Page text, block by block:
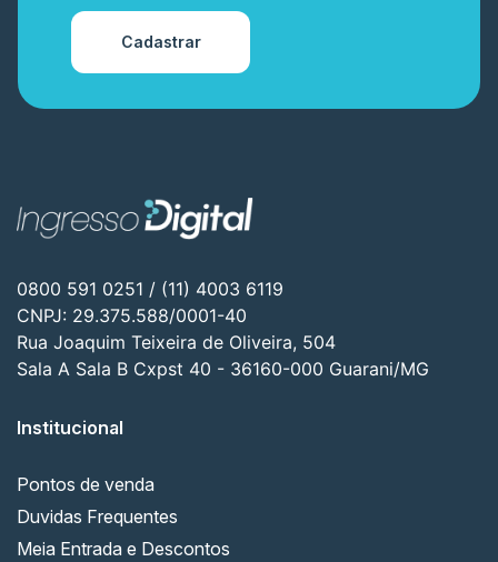
Cadastrar
0800 591 0251 / (11) 4003 6119
CNPJ: 29.375.588/0001-40
Rua Joaquim Teixeira de Oliveira, 504
Sala A Sala B Cxpst 40 - 36160-000 Guarani/MG
Institucional
Pontos de venda
Duvidas Frequentes
Meia Entrada e Descontos